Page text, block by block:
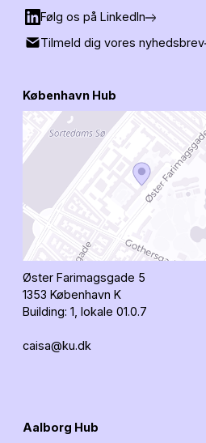
Følg os på LinkedIn
Tilmeld dig vores nyhedsbrev
København Hub
Øster Farimagsgade 5
1353 København K
Building: 1, lokale 01.0.7
caisa@ku.dk
Aalborg Hub